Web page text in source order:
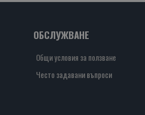
ОБСЛУЖВАНЕ
Общи условия за ползване
Често задавани въпроси